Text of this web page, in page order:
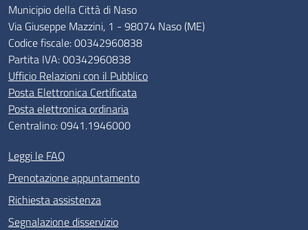
Municipio della Città di Naso
Via Giuseppe Mazzini, 1 - 98074 Naso (ME)
Codice fiscale: 00342960838
Partita IVA: 00342960838
Ufficio Relazioni con il Pubblico
Posta Elettronica Certificata
Posta elettronica ordinaria
Centralino: 0941.1946000
Leggi le FAQ
Prenotazione appuntamento
Richiesta assistenza
Segnalazione disservizio